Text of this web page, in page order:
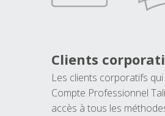
Clients
Les clients corporatifs
Compte Professionnel
accès à tous les